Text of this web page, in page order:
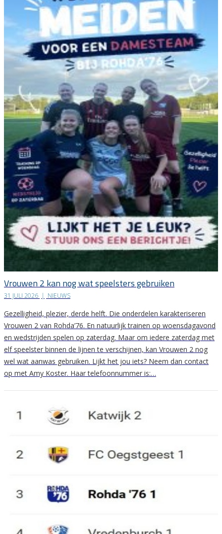
Vrouwen 2 kan nog wat speelsters gebruiken
31 JULI 2026 | NIEUWS
Gezelligheid, plezier, derde helft. Die onderdelen karakteriseren
Vrouwen 2 van Rohda’76. En natuurlijk trainen op woensdagavond
en wedstrijden spelen op zaterdag. Maar om iedere zaterdag met
elf speelster binnen de lijnen te verschijnen, kan Vrouwen 2 nog
wel wat aanwas gebruiken. Lijkt het jou iets? Neem dan contact
op met Amy Koster. Haar telefoonnummer is:…